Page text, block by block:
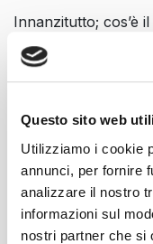
Questo sito web
Utilizziamo i cookie
annunci, per fornire
analizzare il nostro
informazioni sul
nostri partner che si
Innanzitutto; cos’è
Sociale, anche
introduce in quello
marketing ordinario
comunicazione
sensibilizzare il
ambientale, abuso
[…]
READ MORE